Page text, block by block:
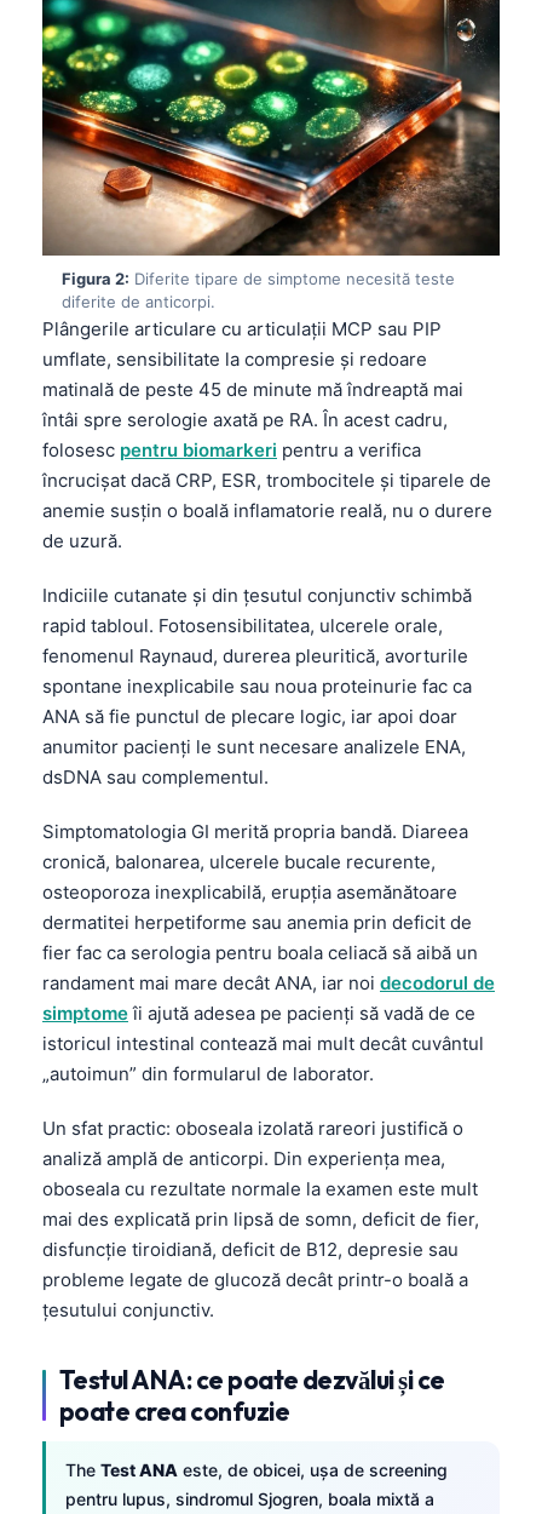
Figura 2: Diferite tipare de simptome necesită teste
diferite de anticorpi.
Plângerile articulare cu articulații MCP sau PIP
umflate, sensibilitate la compresie și redoare
matinală de peste 45 de minute mă îndreaptă mai
întâi spre serologie axată pe RA. În acest cadru,
folosesc pentru biomarkeri pentru a verifica
încrucișat dacă CRP, ESR, trombocitele și tiparele de
anemie susțin o boală inflamatorie reală, nu o durere
de uzură.
Indiciile cutanate și din țesutul conjunctiv schimbă
rapid tabloul. Fotosensibilitatea, ulcerele orale,
fenomenul Raynaud, durerea pleuritică, avorturile
spontane inexplicabile sau noua proteinurie fac ca
ANA să fie punctul de plecare logic, iar apoi doar
anumitor pacienți le sunt necesare analizele ENA,
dsDNA sau complementul.
Simptomatologia GI merită propria bandă. Diareea
cronică, balonarea, ulcerele bucale recurente,
osteoporoza inexplicabilă, erupția asemănătoare
dermatitei herpetiforme sau anemia prin deficit de
fier fac ca serologia pentru boala celiacă să aibă un
randament mai mare decât ANA, iar noi decodorul de
simptomeîi ajută adesea pe pacienți să vadă de ce
istoricul intestinal contează mai mult decât cuvântul
„autoimun” din formularul de laborator.
Un sfat practic: oboseala izolată rareori justifică o
analiză amplă de anticorpi. Din experiența mea,
oboseala cu rezultate normale la examen este mult
mai des explicată prin lipsă de somn, deficit de fier,
disfuncție tiroidiană, deficit de B12, depresie sau
probleme legate de glucoză decât printr-o boală a
țesutului conjunctiv.
Testul ANA: ce poate dezvălui și ce
poate crea confuzie
The TestANA este, de obicei, ușa de screening
pentru lupus, sindromul Sjogren, boala mixtă a